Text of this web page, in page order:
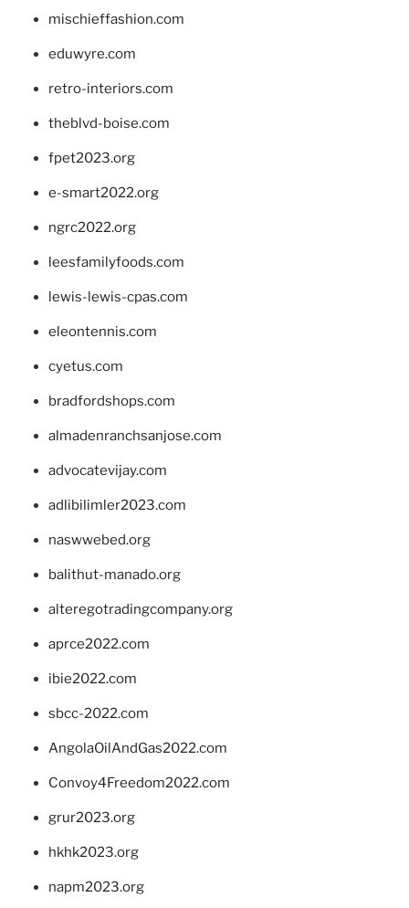
mischieffashion.com
eduwyre.com
retro-interiors.com
theblvd-boise.com
fpet2023.org
e-smart2022.org
ngrc2022.org
leesfamilyfoods.com
lewis-lewis-cpas.com
eleontennis.com
cyetus.com
bradfordshops.com
almadenranchsanjose.com
advocatevijay.com
adlibilimler2023.com
naswwebed.org
balithut-manado.org
alteregotradingcompany.org
aprce2022.com
ibie2022.com
sbcc-2022.com
AngolaOilAndGas2022.com
Convoy4Freedom2022.com
grur2023.org
hkhk2023.org
napm2023.org